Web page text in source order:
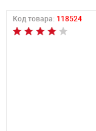
Код товара: 118524